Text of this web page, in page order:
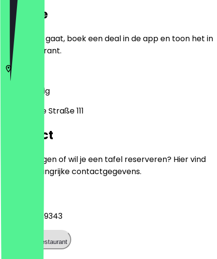
Locatie
Voordat je gaat, boek een deal in de app en toon het in
het restaurant.
Leipzig
Bornaische Straße 111
Contact
Heb je vragen of wil je een tafel reserveren? Hier vind
je alle belangrijke contactgegevens.
+493413389343
Bel het restaurant